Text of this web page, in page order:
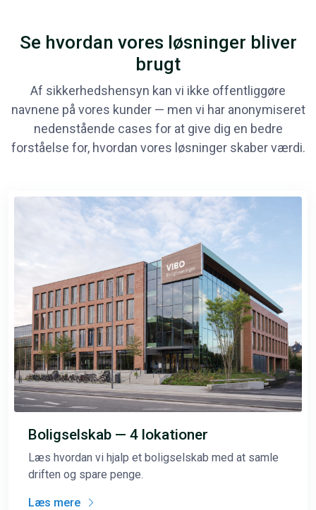
Se hvordan vores løsninger bliver
brugt
Af sikkerhedshensyn kan vi ikke offentliggøre
navnene på vores kunder — men vi har anonymiseret
nedenstående cases for at give dig en bedre
forståelse for, hvordan vores løsninger skaber værdi.
Boligselskab — 4 lokationer
Læs hvordan vi hjalp et boligselskab med at samle
driften og spare penge.
Læs mere